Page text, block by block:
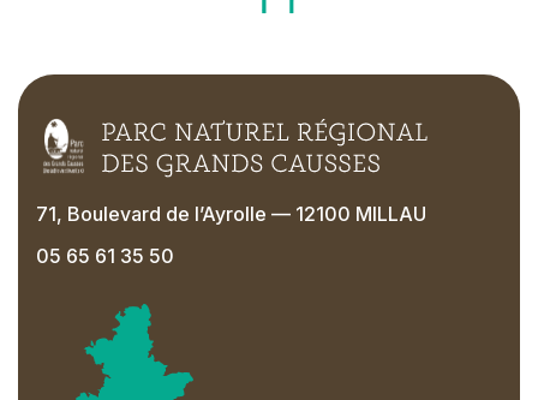
71, Boulevard de l’Ayrolle — 12100 MILLAU
05 65 61 35 50